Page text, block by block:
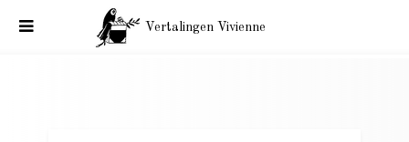
Vertalingen Vivienne